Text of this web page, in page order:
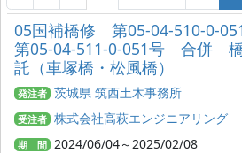
05国補橋修 第05-04-510-0-
第05-04-511-0-051号 合併
託（車塚橋・松風橋）
発注者 茨城県 筑西土木事務所
受注者 株式会社高萩エンジニアリング
期 間 2024/06/04～2025/02/08